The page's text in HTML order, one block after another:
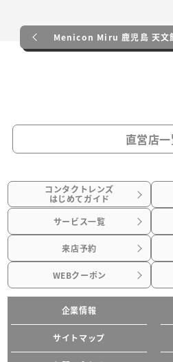
Menicon Miru 鹿児島 天文
直営店
コンタクトレンズ
はじめてガイド
サービス一覧
来店予約
WEBクーポン
企業情報
サイトマップ